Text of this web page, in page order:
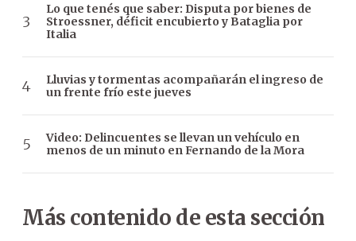
Lo que tenés que saber: Disputa por bienes de
Stroessner, déficit encubierto y Bataglia por
Italia
Lluvias y tormentas acompañarán el ingreso de
un frente frío este jueves
Video: Delincuentes se llevan un vehículo en
menos de un minuto en Fernando de la Mora
Más contenido de esta sección